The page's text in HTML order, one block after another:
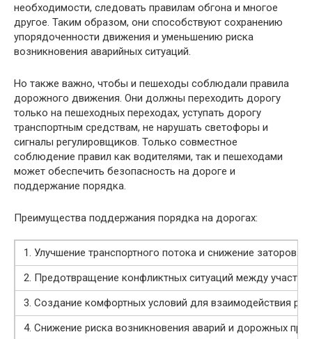
необходимости, следовать правилам обгона и многое
другое. Таким образом, они способствуют сохранению
упорядоченности движения и уменьшению риска
возникновения аварийных ситуаций.
Но также важно, чтобы и пешеходы соблюдали правила
дорожного движения. Они должны переходить дорогу
только на пешеходных переходах, уступать дорогу
транспортным средствам, не нарушать светофоры и
сигналы регулировщиков. Только совместное
соблюдение правил как водителями, так и пешеходами
может обеспечить безопасность на дороге и
поддержание порядка.
Преимущества поддержания порядка на дорогах:
1. Улучшение транспортного потока и снижение заторов.
2. Предотвращение конфликтных ситуаций между
3. Создание комфортных условий для взаимодействия
4. Снижение риска возникновения аварий и дорожных